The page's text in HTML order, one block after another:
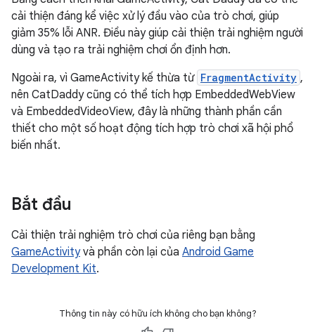
cải thiện đáng kể việc xử lý đầu vào của trò chơi, giúp
giảm 35% lỗi ANR. Điều này giúp cải thiện trải nghiệm người
dùng và tạo ra trải nghiệm chơi ổn định hơn.
Ngoài ra, vì GameActivity kế thừa từ FragmentActivity ,
nên CatDaddy cũng có thể tích hợp EmbeddedWebView
và EmbeddedVideoView, đây là những thành phần cần
thiết cho một số hoạt động tích hợp trò chơi xã hội phổ
biến nhất.
Bắt đầu
Cải thiện trải nghiệm trò chơi của riêng bạn bằng
GameActivityvà phần còn lại của Android Game
Development Kit.
Thông tin này có hữu ích không cho bạn không?